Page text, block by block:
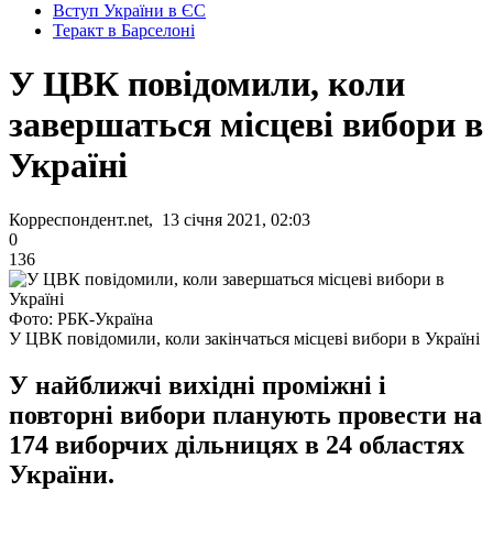
Вступ України в ЄС
Теракт в Барселоні
У ЦВК повідомили, коли
завершаться місцеві вибори в
Україні
Корреспондент.net, 13 січня 2021, 02:03
0
136
Фото: РБК-Україна
У ЦВК повідомили, коли закінчаться місцеві вибори в Україні
У найближчі вихідні проміжні і
повторні вибори планують провести на
174 виборчих дільницях в 24 областях
України.